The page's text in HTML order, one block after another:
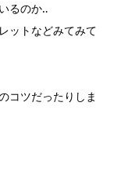
るのか‥
ットなどみてみて
コツだったりしま